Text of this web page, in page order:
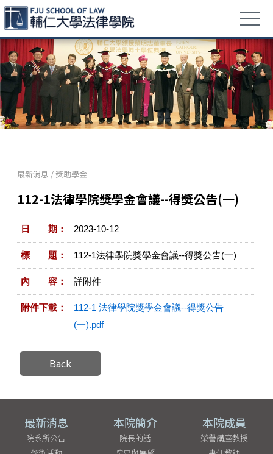
最新消息 /獎助學金
112-1法律學院獎學金會議--得獎公告(一)
日 期： 2023-10-12
標 題： 112-1法律學院獎學金會議--得獎公告(一)
內 容： 詳附件
附件下載：
112-1 法律學院獎學金會議--得獎公告
(一).pdf
Back
最新消息
院系所公告
本院簡介
院長的話
本院成員
榮譽講座教授